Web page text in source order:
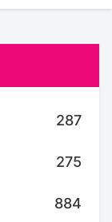
287
275
884